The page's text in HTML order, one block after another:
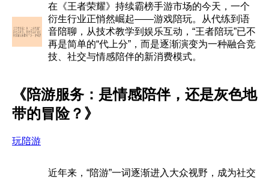
在《王者荣耀》持续霸榜手游市场的今天，一个
衍生行业正悄然崛起——游戏陪玩。从代练到语
音陪聊，从技术教学到娱乐互动，“王者陪玩”已不
再是简单的“代上分”，而是逐渐演变为一种融合竞
技、社交与情感陪伴的新消费模式。
《陪游服务：是情感陪伴，还是灰色地
带的冒险？》
玩陪游
近年来，“陪游”一词逐渐进入大众视野，成为社交